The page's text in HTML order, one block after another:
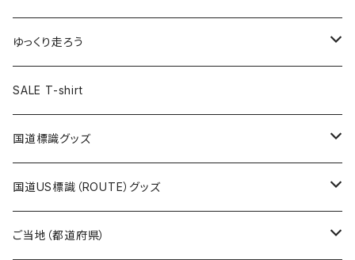
トートバッグ
ランチバッグ
エコバッグ
クリアファイル
キーホルダー
クリアファイル
Tシャツ
ステッカー
サコッシュ
ホテルキーホルダー
モーテルキーホルダー
トートバッグ
クリアファイル
マスク
エコバッグ
千葉ロッテマリーンズコラボ
エコバッグ
ステッカー
モーテルキーホルダー
ホテルキーホルダー
トートバッグ
キャップ
ステッカー
ホテルキーホルダー
Tシャツ
キャップ
ステッカー
ゆっくり走ろう
Tシャツ
ステッカー
ホテルキーホルダー
SALE T-shirt
国道標識グッズ
ステッカー
国道0～99号線
Tシャツ
国道US標識（ROUTE）グッズ
ステッカー
ご当地（都道府県）